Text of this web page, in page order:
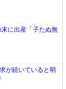
に出産「子たぬ無
が続いていると明